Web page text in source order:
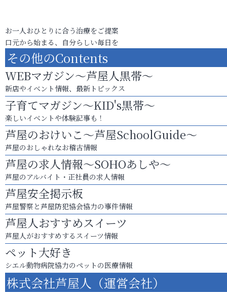
お一人おひとりに合う治療をご提案
口元から始まる、自分らしい毎日を
その他のContents
WEBマガジン～芦屋人黒帯～
新店やイベント情報、最新トピックス
子育てマガジン～KID's黒帯～
楽しいイベントや体験記事も！
芦屋のおけいこ～芦屋SchoolGuide～
芦屋のおしゃれなお稽古情報
芦屋の求人情報～SOHOあしや～
芦屋のアルバイト・正社員の求人情報
芦屋安全掲示板
芦屋警察と芦屋防犯協会協力の事件情報
芦屋人おすすめスイーツ
芦屋人がおすすめするスイーツ情報
ペット大好き
シエル動物病院協力のペットの医療情報
株式会社芦屋人（運営会社）